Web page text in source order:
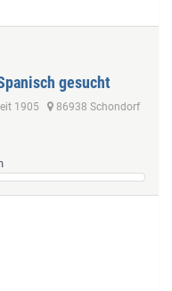
gesucht
1905
86938 Schondorf